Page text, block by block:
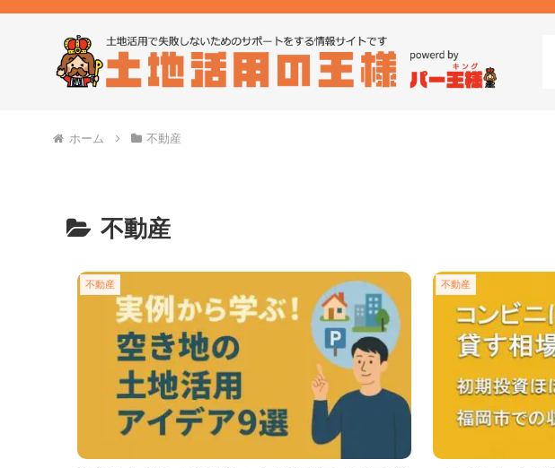
ホーム 不動産
不動産
不動産 不動産